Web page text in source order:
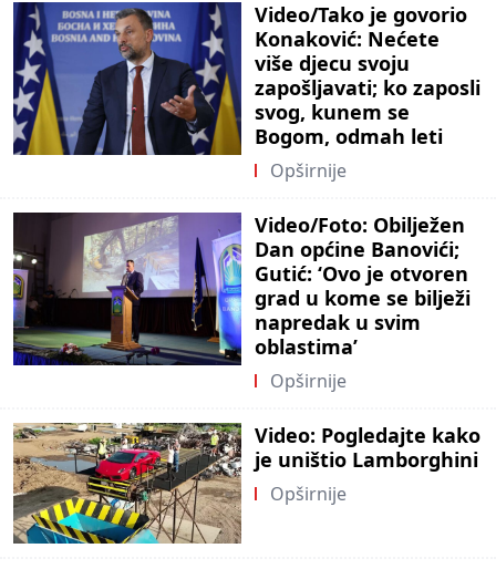
Video/Tako je govorio
Konaković: Nećete
više djecu svoju
zapošljavati; ko zaposli
svog, kunem se
Bogom, odmah leti
Opširnije
Video/Foto: Obilježen
Dan općine Banovići;
Gutić: ‘Ovo je otvoren
grad u kome se bilježi
napredak u svim
oblastima’
Opširnije
Video: Pogledajte kako
je uništio Lamborghini
Opširnije